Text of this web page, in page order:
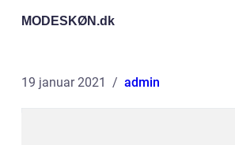
MODESKØN.dk
19 januar 2021 admin